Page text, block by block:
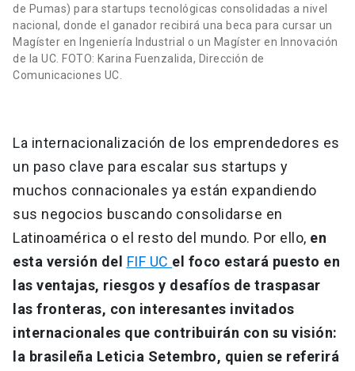
de Pumas) para startups tecnológicas consolidadas a nivel
nacional, donde el ganador recibirá una beca para cursar un
Magíster en Ingeniería Industrial o un Magíster en Innovación
de la UC. FOTO: Karina Fuenzalida, Dirección de
Comunicaciones UC.
La internacionalización de los emprendedores es
un paso clave para escalar sus startups y
muchos connacionales ya están expandiendo
sus negocios buscando consolidarse en
Latinoamérica o el resto del mundo. Por ello, en
esta versión del FIF UC el foco estará puesto en
las ventajas, riesgos y desafíos de traspasar
las fronteras, con interesantes invitados
internacionales que contribuirán con su visión:
la brasileña Leticia Setembro, quien se referirá